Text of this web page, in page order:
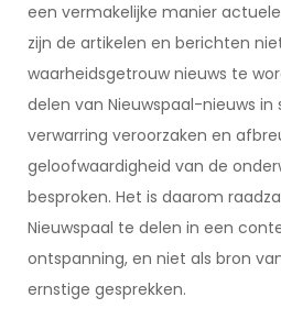
een vermakelijke manier
zijn de artikelen en berichten
waarheidsgetrouw nieuws te
delen van Nieuwspaal-nieuws in
verwarring veroorzaken en
geloofwaardigheid van de
besproken. Het is daarom
Nieuwspaal te delen in een
ontspanning, en niet als bron
ernstige gesprekken.